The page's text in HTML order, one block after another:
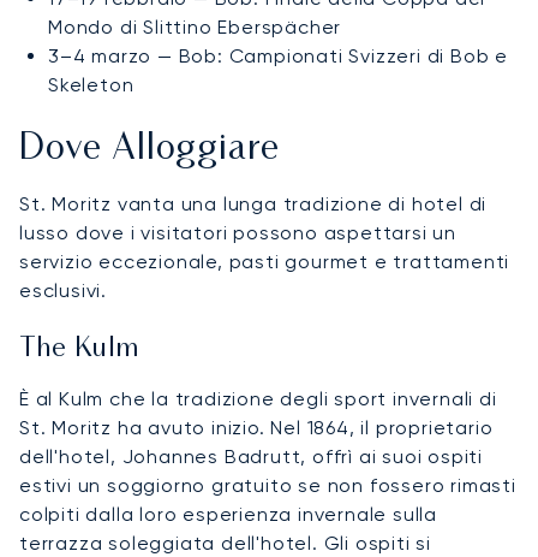
Mondo di Slittino Eberspächer
3–4 marzo — Bob: Campionati Svizzeri di Bob e
Skeleton
Dove Alloggiare
St. Moritz vanta una lunga tradizione di hotel di
lusso dove i visitatori possono aspettarsi un
servizio eccezionale, pasti gourmet e trattamenti
esclusivi.
The Kulm
È al Kulm che la tradizione degli sport invernali di
St. Moritz ha avuto inizio. Nel 1864, il proprietario
dell'hotel, Johannes Badrutt, offrì ai suoi ospiti
estivi un soggiorno gratuito se non fossero rimasti
colpiti dalla loro esperienza invernale sulla
terrazza soleggiata dell'hotel. Gli ospiti si